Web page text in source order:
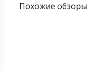
Похожие обзоры